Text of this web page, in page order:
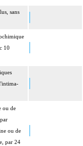
sans
10
ou de
ou de
par 24